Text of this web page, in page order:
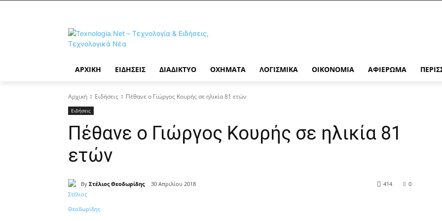
ΑΡΧΙΚΉ ΕΙΔΉΣΕΙΣ ΔΙΑΔΊΚΤΥΟ ΟΧΉΜΑΤΑ ΛΟΓΙΣΜΙΚΆ ΟΙΚΟΝΟΜΊΑ ΑΦΙΈΡΩΜΑ
Αρχική Ειδήσεις Πέθανε ο Γιώργος Κουρής σε ηλικία 81 ετών
Ειδήσεις
Πέθανε ο Γιώργος Κουρής σε ηλικία 81
ετών
By Στέλιος Θεοδωρίδης 30 Απριλίου 2018 0
414
Κοινοποίηση